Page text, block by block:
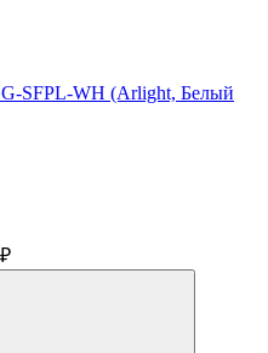
SFPL-WH (Arlight, Белый
₽